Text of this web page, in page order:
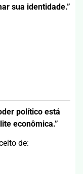
sua identidade.”
político está
econômica.”
de: